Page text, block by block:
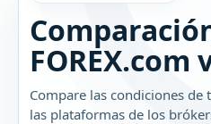
FOREX.com
Compare las condiciones
las plataformas de los